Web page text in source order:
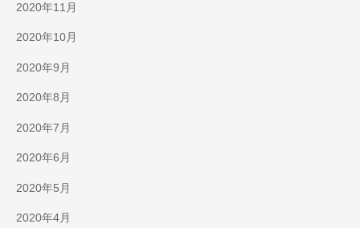
2020年11月
2020年10月
2020年9月
2020年8月
2020年7月
2020年6月
2020年5月
2020年4月